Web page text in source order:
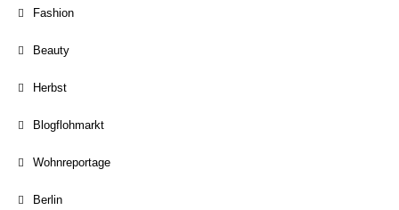
Fashion
Beauty
Herbst
Blogflohmarkt
Wohnreportage
Berlin